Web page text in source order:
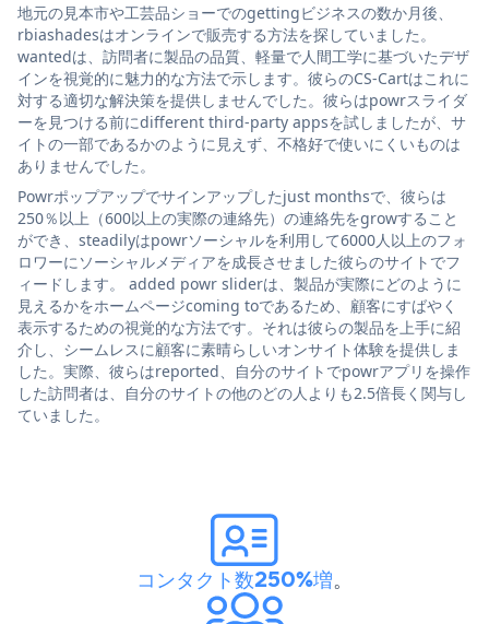
地元の見本市や工芸品ショーでのgettingビジネスの数か月後、
rbiashadesはオンラインで販売する方法を探していました。
wantedは、訪問者に製品の品質、軽量で人間工学に基づいたデザ
インを視覚的に魅力的な方法で示します。彼らのCS-Cartはこれに
対する適切な解決策を提供しませんでした。彼らはpowrスライダ
ーを見つける前にdifferent third-party appsを試しましたが、サ
イトの一部であるかのように見えず、不格好で使いにくいものは
ありませんでした。
Powrポップアップでサインアップしたjust monthsで、彼らは
250％以上（600以上の実際の連絡先）の連絡先をgrowすること
ができ、steadilyはpowrソーシャルを利用して6000人以上のフォ
ロワーにソーシャルメディアを成長させました彼らのサイトでフ
ィードします。 added powr sliderは、製品が実際にどのように
見えるかをホームページcoming toであるため、顧客にすばやく
表示するための視覚的な方法です。それは彼らの製品を上手に紹
介し、シームレスに顧客に素晴らしいオンサイト体験を提供しま
した。実際、彼らはreported、自分のサイトでpowrアプリを操作
した訪問者は、自分のサイトの他のどの人よりも2.5倍長く関与し
ていました。
コンタクト数250%増。